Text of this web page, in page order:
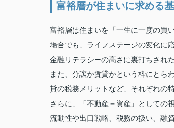
富裕層が住まいに求める
富裕層は住まいを「一生に一度の買
場合でも、ライフステージの変化に
金融リテラシーの高さに裏打ちされ
また、分譲か賃貸かという枠にとら
貸の税務メリットなど、それぞれの
さらに、「不動産＝資産」としての
流動性や出口戦略、税務の扱い、融